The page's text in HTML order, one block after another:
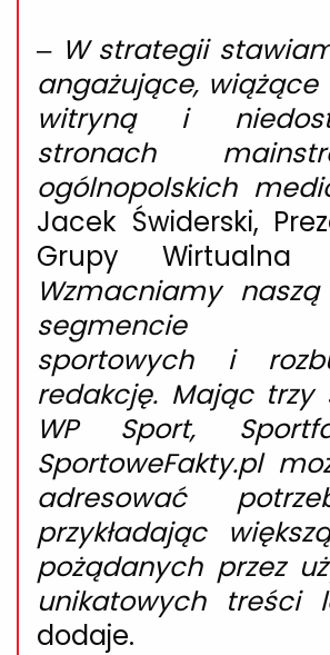
– W strategii
angażujące, wiążące
witryną i
stronach
ogólnopolskich
Jacek Świderski,
Grupy Wirtualna
Wzmacniamy
segmencie
sportowych i
redakcję. Mając trzy
WP Sport,
SportoweFakty.pl
adresować
przykładając
pożądanych przez
unikatowych treści
dodaje.